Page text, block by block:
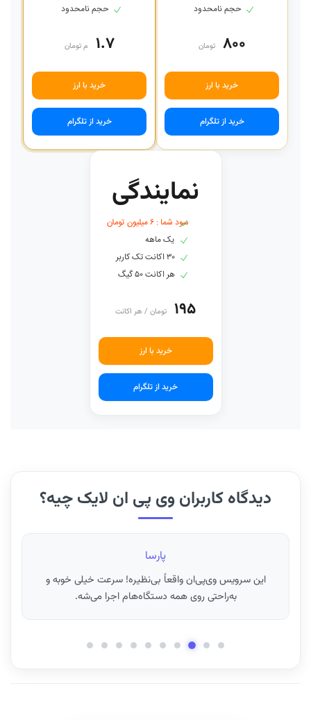
حجم نامحدود
۸۰۰ تومان
خرید با ارز
خرید از تلگرام
حجم نامحدود
۱.۷ م تومان
خرید با ارز
خرید از تلگرام
نمایندگی
سود شما : ۶ میلیون تومان
یک ماهه
۳۰ اکانت تک کاربر
هر اکانت ۵۰ گیگ
۱۹۵ تومان / هر اکانت
خرید با ارز
خرید از تلگرام
دیدگاه کاربران وی پی ان لایک چیه؟
فرزانه
ای‌پی ثابت برای ترید فوق‌العاده کار می‌کنه! مطمئنم هیچ جای
دیگه همچین کیفیتی پیدا نمی‌کنید.